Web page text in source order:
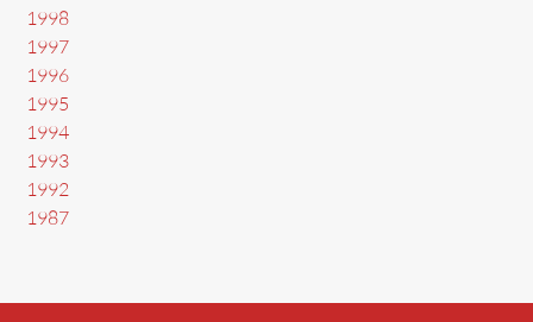
1998
1997
1996
1995
1994
1993
1992
1987